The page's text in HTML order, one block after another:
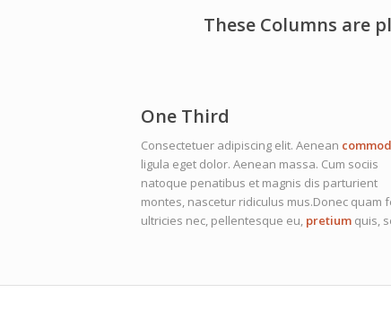
These Columns are
One Third
Consectetuer adipiscing elit. Aenean
ligula eget dolor. Aenean massa. Cum sociis
natoque penatibus et magnis dis parturient
montes, nascetur ridiculus mus.Donec quam
ultricies nec, pellentesque eu, pretium quis,